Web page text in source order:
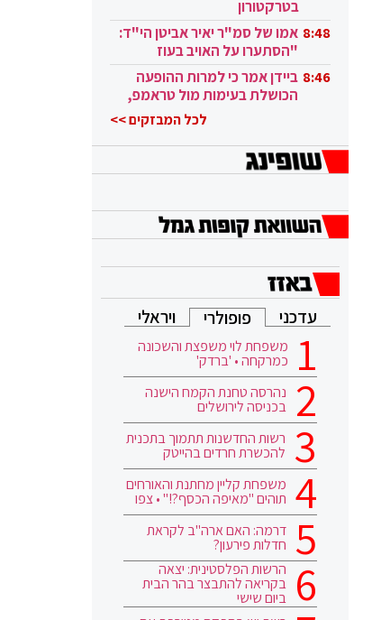
בטרקטורון
8:48 אמו של סמ"ר יאיר אביטן הי"ד:
"הסתערו על האויב בעוז
ובגבורה" 8:46 ביידן אמר כי למרות ההופעה
הכושלת בעימות מול טראמפ,
לכל המבזקים >>
עדכני פופולרי ויראלי
משפחת לוי משפצת והשכונה
כמרקחה • 'ברדק'
נהרסה טחנת הקמח הישנה
בכניסה לירושלים
רשות החדשנות תתמוך בתכנית
להכשרת חרדים בהייטק
משפחת קליין מחתנת והאורחים
תוהים "מאיפה הכסף?!" • צפו
דרמה: האם ארה"ב לקראת
חדלות פירעון?
הרשות הפלסטינית: יצאה
בקריאה להתבצר בהר הבית
ביום שישי